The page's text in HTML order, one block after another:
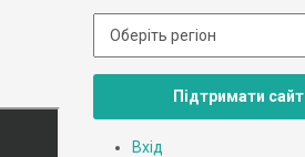
Підтримати сайт
Вхід